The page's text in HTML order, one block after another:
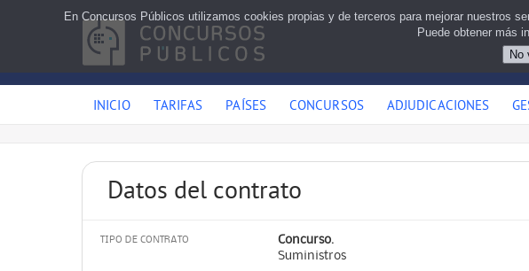
INICIO TARIFAS PAÍSES CONCURSOS ADJUDICACIONES
Datos del contrato
TIPO DE CONTRATO
Concurso.
Suministros
En Concursos Públicos utilizamos cookies propias y de terceros para mejorar nuestros
Puede obtener más